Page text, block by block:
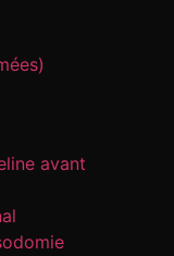
avant